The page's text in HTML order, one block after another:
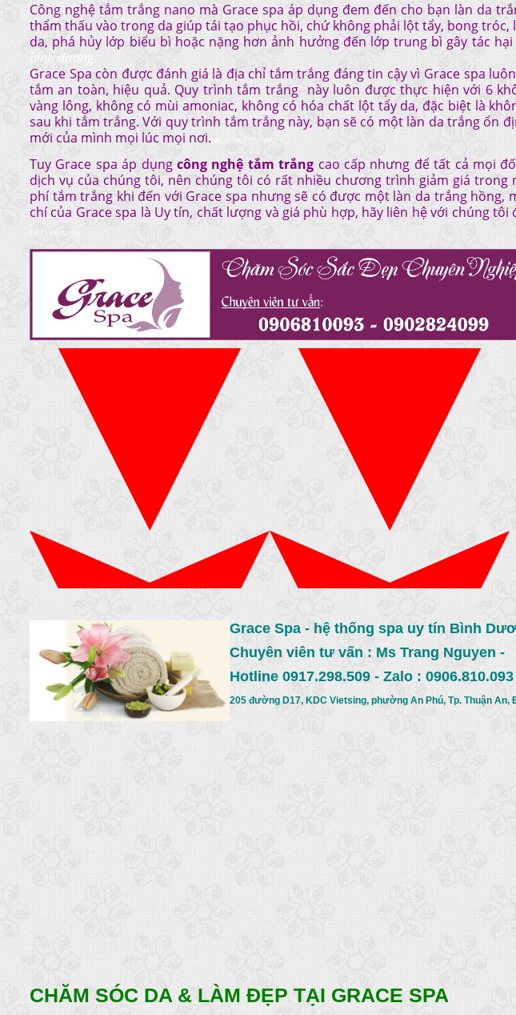
Công nghệ tắm trắng nano mà Grace spa áp dụng đem đến cho bạn làn da
thẩm thấu vào trong da giúp tái tạo phục hồi, chứ không phải lột tẩy, bong
da, phá hủy lớp biểu bì hoặc nặng hơn ảnh hưởng đến lớp trung bì gây tác
bình dương
Grace Spa còn được đánh giá là địa chỉ tắm trắng đáng tin cậy vì Grace spa
tắm an toàn, hiệu quả. Quy trình tắm trắng này luôn được thực hiện với 6
vàng lông, không có mùi amoniac, không có hóa chất lột tẩy da, đặc biệt là
sau khi tắm trắng. Với quy trình tắm trắng này, bạn sẽ có một làn da trắng ổn
mới của mình mọi lúc mọi nơi. spa uy tín ở bình dươ
Tuy Grace spa áp dụng công nghệ tắm trắng cao cấp nhưng để tất cả mọi
dịch vụ của chúng tôi, nên chúng tôi có rất nhiều chương trình giảm giá trong
phí tắm trắng khi đến với Grace spa nhưng sẽ có được một làn da trắng hồng,
chí của Grace spa là Uy tín, chất lượng và giá phù hợp, hãy liên hệ với chúng
tín ở bình dương
Grace Spa - hệ thống spa uy tín Bình
Chuyên viên tư vấn : Ms Trang Nguyen -
Hotline 0917.298.509 - Zalo : 0906.810.093
205 đường D17, KDC Vietsing, phường An Phú, Tp. Thuận An,
CHĂM SÓC DA & LÀM ĐẸP TẠI GRACE SPA